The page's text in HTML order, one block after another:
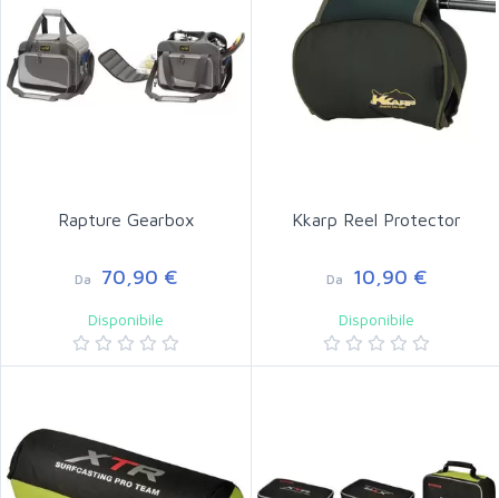
Rapture Gearbox
Da 70,90 €
Disponibile
Kkarp Reel Protector
Da 10,90 €
Disponibile